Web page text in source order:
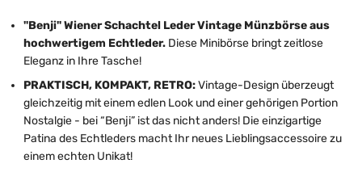
"Benji" Wiener Schachtel Leder Vintage Münzbörse aus
hochwertigem Echtleder. Diese Minibörse bringt zeitlose
Eleganz in Ihre Tasche!
PRAKTISCH, KOMPAKT, RETRO:Vintage-Design überzeugt
gleichzeitig mit einem edlen Look und einer gehörigen Portion
Nostalgie - bei “Benji” ist das nicht anders! Die einzigartige
Patina des Echtleders macht Ihr neues Lieblingsaccessoire zu
einem echten Unikat!